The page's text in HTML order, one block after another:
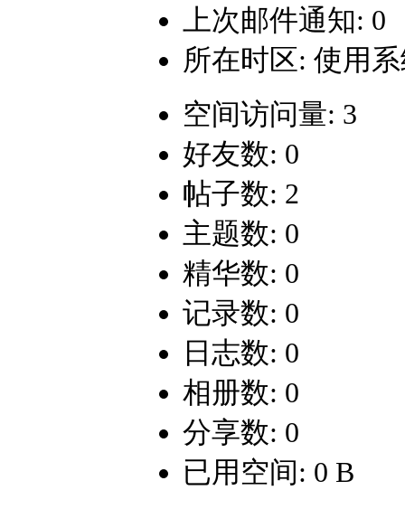
上次邮件通知: 0
所在时区: 使用
空间访问量: 3
好友数: 0
帖子数: 2
主题数: 0
精华数: 0
记录数: 0
日志数: 0
相册数: 0
分享数: 0
已用空间: 0 B